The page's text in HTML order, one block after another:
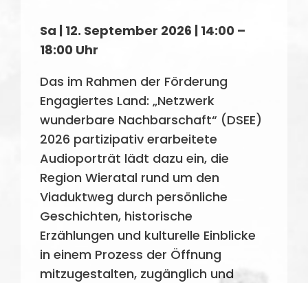
Sa | 12. September 2026 | 14:00 –
18:00 Uhr
Das im Rahmen der Förderung
Engagiertes Land: „Netzwerk
wunderbare Nachbarschaft“ (DSEE)
2026 partizipativ erarbeitete
Audioporträt lädt dazu ein, die
Region Wieratal rund um den
Viaduktweg durch persönliche
Geschichten, historische
Erzählungen und kulturelle Einblicke
in einem Prozess der Öffnung
mitzugestalten, zugänglich und